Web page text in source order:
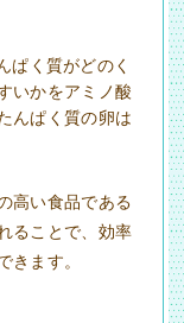
ぱく質がどのく
いかをアミノ酸
んぱく質の卵は
高い食品である
ることで、効率
きます。